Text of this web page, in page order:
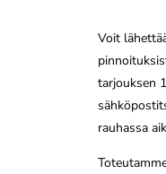
Voit
tarjouksen
rauhassa